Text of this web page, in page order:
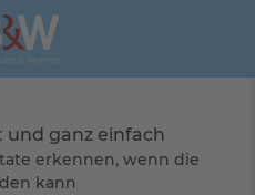
und ganz einfach
erkennen, wenn die
kann